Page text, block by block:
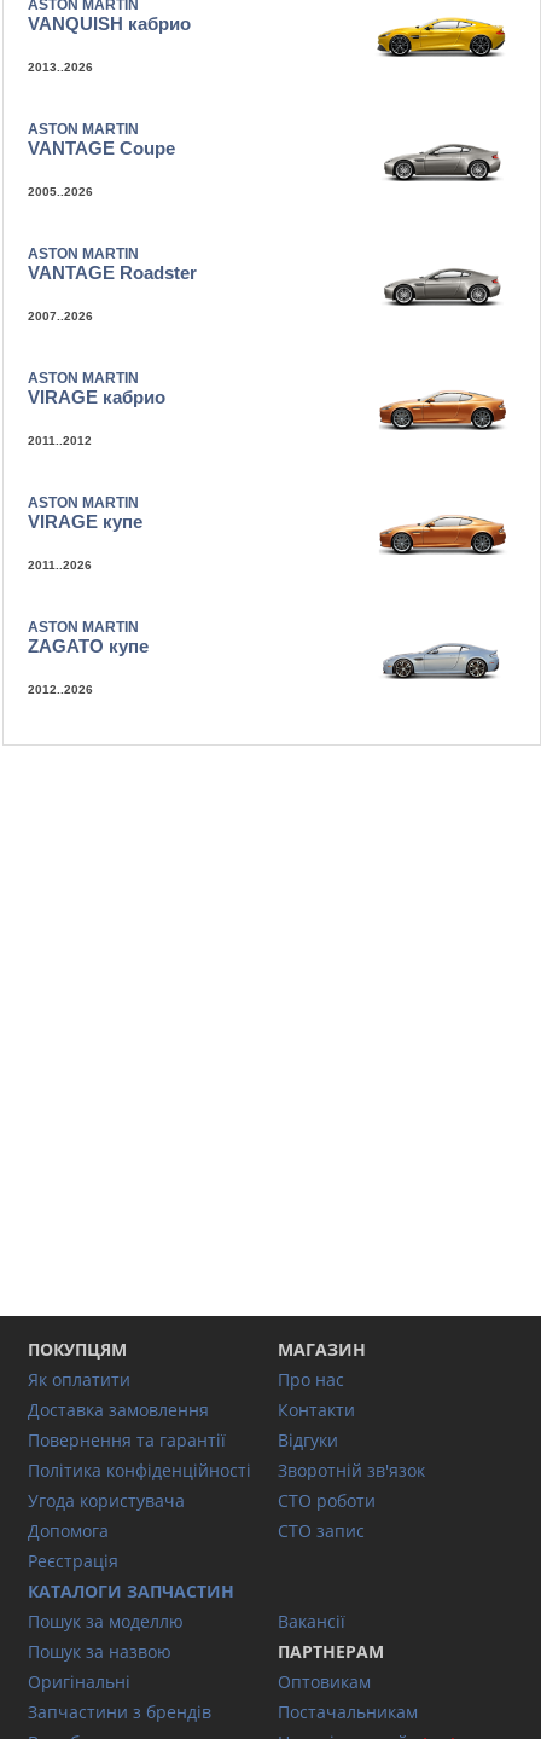
ASTON MARTIN
VANQUISH кабрио
2013..2026
ASTON MARTIN
VANTAGE Coupe
2005..2026
ASTON MARTIN
VANTAGE Roadster
2007..2026
ASTON MARTIN
VIRAGE кабрио
2011..2012
ASTON MARTIN
VIRAGE купе
2011..2026
ASTON MARTIN
ZAGATO купе
2012..2026
ПОКУПЦЯМ
Як оплатити
Доставка замовлення
Повернення та гарантії
Політика конфіденційності
Угода користувача
Допомога
Реєстрація
МАГАЗИН
Про нас
Контакти
Відгуки
Зворотній зв'язок
СТО роботи
СТО запис
Вакансії
КАТАЛОГИ ЗАПЧАСТИН
Пошук за моделлю
Пошук за назвою
Оригінальні
Запчастини з брендів
ПАРТНЕРАМ
Оптовикам
Постачальникам